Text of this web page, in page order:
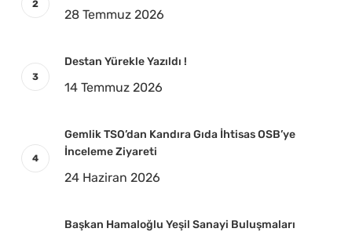
28 Temmuz 2026
Destan Yürekle Yazıldı !
14 Temmuz 2026
Gemlik TSO’dan Kandıra Gıda İhtisas OSB’ye
İnceleme Ziyareti
24 Haziran 2026
Başkan Hamaloğlu Yeşil Sanayi Buluşmaları